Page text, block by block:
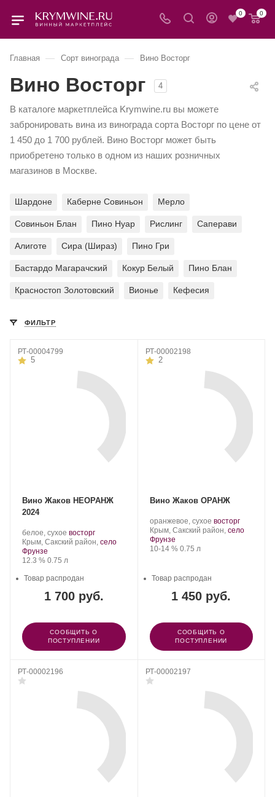
0 0
Главная — Сорт винограда — Вино Восторг
Вино Восторг 4
В каталоге маркетплейса Krymwine.ru вы можете
забронировать вина из винограда сорта Восторг по цене от
1 450 до 1 700 рублей. Вино Восторг может быть
приобретено только в одном из наших розничных
магазинов в Москве.
Шардоне Каберне Совиньон Мерло
Совиньон Блан Пино Нуар Рислинг Саперави
Алиготе Сира (Шираз) Пино Гри
Бастардо Магарачский Кокур Белый Пино Блан
Красностоп Золотовский Вионье Кефесия
ФИЛЬТР
РТ-00004799
5
Вино Жаков НЕОРАНЖ
2024
Производитель:
Жаков.
белое, сухое .
Сорт
восторг.
Регион:
Крым, Сакский район, село
Фрунзе
Крепость
12.3 %. Объем
0.75 л
1 700 руб.
Товар распродан
СООБЩИТЬ О
ПОСТУПЛЕНИИ
РТ-00002198
2
Вино Жаков ОРАНЖ
Производитель:
Жаков.
оранжевое, сухое .
Сорт
восторг.
Регион:
Крым, Сакский район, село
Фрунзе
Крепость
10-14 %. Объем
0.75 л
1 450 руб.
Товар распродан
СООБЩИТЬ О
ПОСТУПЛЕНИИ
РТ-00002196 РТ-00002197